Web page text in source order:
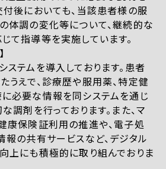
付後においても、当該患者様の服
体調の変化等について、継続的な
て指導等を実施しています。
ステムを導入しております。患者
うえで、診療歴や服用薬、特定健
必要な情報を同システムを通じ
調剤を行っております。また、マ
康保険証利用の推進や、電子処
報の共有サービスなど、デジタル
上にも積極的に取り組んでおりま